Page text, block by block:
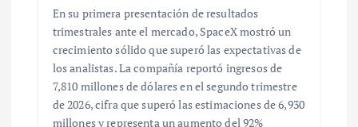
En su primera presentación de resultados
trimestrales ante el mercado, SpaceX mostró un
crecimiento sólido que superó las expectativas de
los analistas. La compañía reportó ingresos de
7,810 millones de dólares en el segundo trimestre
de 2026, cifra que superó las estimaciones de 6,930
millones y representa un aumento del 92%